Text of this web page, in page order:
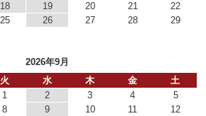
18 19 20 21
22
25 26 27 28
29
2026年9月
火 水 木 金
土
1
2 3 4
5
8 9 10 11 12